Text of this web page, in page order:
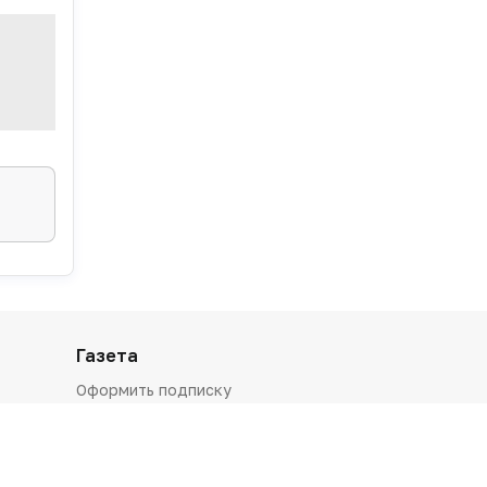
Газета
Оформить подписку